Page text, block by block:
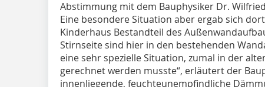
Abstimmung mit dem Bauphysiker Dr.
Eine besondere Situation aber ergab sich
Kinderhaus Bestandteil des
Stirnseite sind hier in den bestehenden
eine sehr spezielle Situation, zumal in der
gerechnet werden musste“, erläutert der
innenliegende, feuchteunempfindliche